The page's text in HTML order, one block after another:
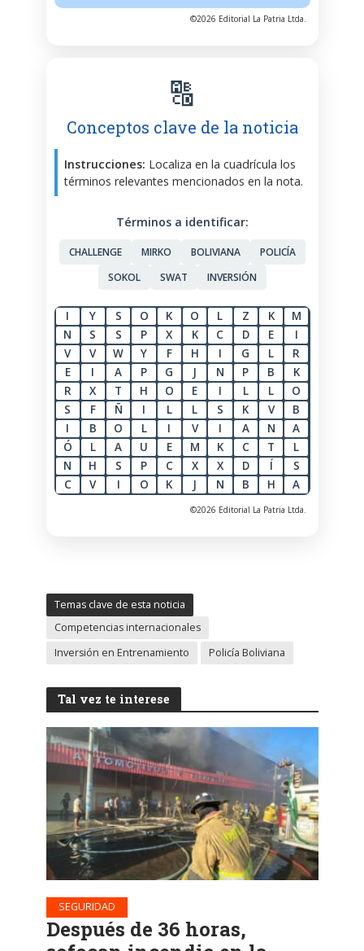
©2026 Editorial La Patria Ltda.
🔠
Conceptos clave de la noticia
Instrucciones: Localiza en la cuadrícula los
términos relevantes mencionados en la nota.
Términos a identificar:
CHALLENGE MIRKO BOLIVIANA
POLICÍA
SOKOL
SWAT INVERSIÓN
I Y S O K O L Z K
M
N
S S P X K C D E
I
V
V W Y F H I G L
R
E
I A P G J N P B
K
R
X T H O E I L L
O
S
F Ñ I L L S K V
B
I
B O L I V I A N
A
Ó
L A U E M K C T
L
N
H S P C X X D Í
S
C
V I O K J N B H A
©2026 Editorial La Patria Ltda.
Temas clave de esta noticia
Competencias internacionales
Inversión en Entrenamiento
Policía Boliviana
Tal vez te interese
SEGURIDAD
Después de 36 horas,